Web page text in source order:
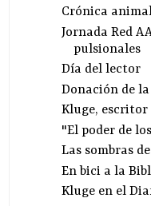
Crónica
Jornada Red
pulsionales
Día del lector
Donación de la
Kluge, escritor
"El poder de
Las sombras
En bici a la
Kluge en el